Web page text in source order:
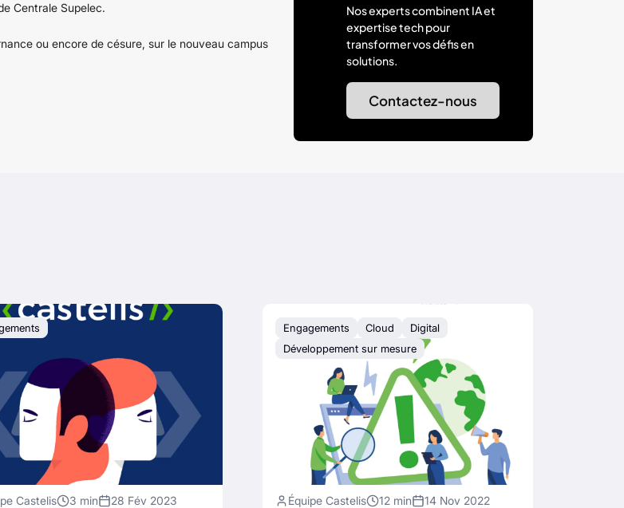
Centrale Supelec.
ou encore de césure, sur le nouveau campus
Nos experts combinent IA et
expertise tech pour
transformer vos défis en
solutions.
Contactez-nous
Castelis 3 min 28 Fév 2023
Engagements Cloud
Digital
Développement sur mesure
Équipe Castelis 12 min 14 Nov 2022